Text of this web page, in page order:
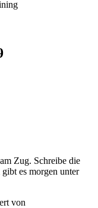
Zug. Schreibe die
es morgen unter
von